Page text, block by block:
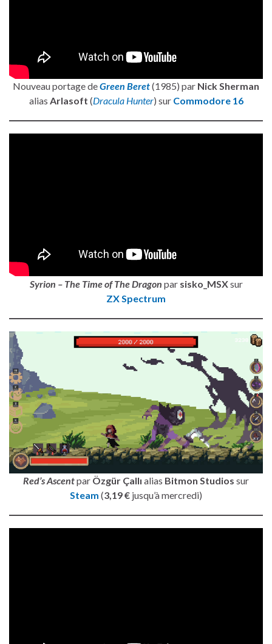
Nouveau portage deGreen Beret(1985) par Nick Sherman
alias Arlasoft (Dracula Hunter) sur Commodore 16
Syrion – The Time of The Dragon par sisko_MSXsur
ZX Spectrum
Red’s Ascentpar Özgür Çallı alias Bitmon Studios sur
Steam (3,19 € jusqu’à mercredi)